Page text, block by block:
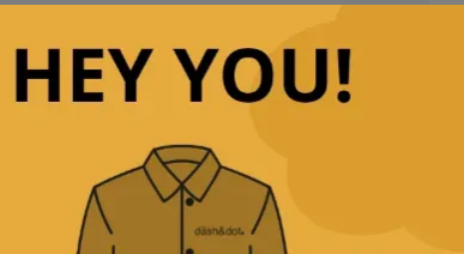
Τρι-Πεμ-Παρ: 10.00-15.00 & 17.00-
21.00
2155301669